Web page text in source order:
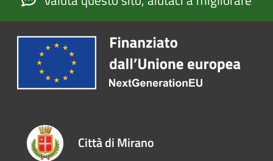
Città di Mirano